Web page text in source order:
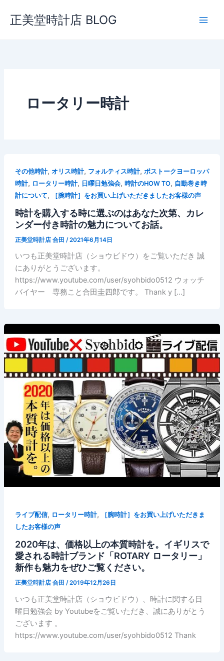
ス
正美堂時計店 BLOG
ロータリー時計
その他時計, オリス時計, フォルティス時計, ボストークヨーロッパ
時計, ロータリー時計, 日曜日勉強会, 時計のHOW TO, 自動巻き時
計について, ［腕時計］をお買い上げいただきましたお客様の声
時計を購入する時に選ぶのはあなた次第、カレ
ンダー付き時計の魅力についてお話。
正美堂時計店 合田 /2021年6月14日
いつも正美堂時計店（ショウビドウ）をご覧いただき 誠
にありがとうございます。
https://www.youtube.com/user/syohbido0512 ウォッチ
バイヤー 専務こと合田圭四郎です。 Thank y […]
ライブ配信, ロータリー時計,
［腕時計］をお買い上げいただきま
したお客様の声
2020年は、価格以上の本質時計を。イギリスで
愛される時計ブランド「ROTARY ロータリー」
新作も魅力をぜひご覧ください。
正美堂時計店 合田 /2019年12月26日
いつも正美堂時計店（ショウビドウ）、時計に関する日
曜日勉強会 by Youtubeをご覧いただき、誠にありがとう
ございます 。
https://www.youtube.com/user/syohbido0512 Thank